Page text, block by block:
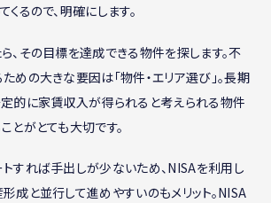
るので、明確にします。
、その目標を達成できる物件を探します。不
めの大きな要因は「物件・エリア選び」。長期
的に家賃収入が得られると考えられる物件
とがとても大切です。
すれば手出しが少ないため、NISAを利用し
成と並行して進めやすいのもメリット。NISA